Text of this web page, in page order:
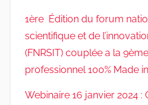
1ère Édition du forum
scientifique et de
(FNRSIT) couplée a la
professionnel 100% Made
Webinaire 16 janvier 2024